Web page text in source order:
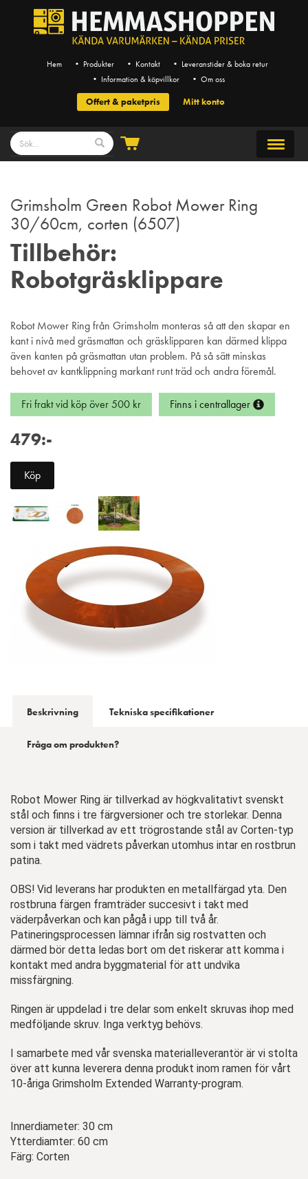
Hem • Produkter • Kontakt
• Leveranstider & boka retur
• Information & köpvillkor
• Om oss
Offert & paketpris Mitt konto
Grimsholm Green Robot Mower Ring
30/60cm, corten (6507)
Tillbehör:
Robotgräsklippare
Robot Mower Ring från Grimsholm monteras så att den skapar en
kant i nivå med gräsmattan och gräsklipparen kan därmed klippa
även kanten på gräsmattan utan problem. På så sätt minskas
behovet av kantklippning markant runt träd och andra föremål.
Fri frakt vid köp över 500 kr Finns i centrallager
479:-
Köp
Beskrivning Tekniska specifikationer
Fråga om produkten?
Robot Mower Ring är tillverkad av högkvalitativt svenskt
stål och finns i tre färgversioner och tre storlekar. Denna
version är tillverkad av ett trögrostande stål av Corten-typ
som i takt med vädrets påverkan utomhus intar en rostbrun
patina.
OBS! Vid leverans har produkten en metallfärgad yta. Den
rostbruna färgen framträder succesivt i takt med
väderpåverkan och kan pågå i upp till två år.
Patineringsprocessen lämnar ifrån sig rostvatten och
därmed bör detta ledas bort om det riskerar att komma i
kontakt med andra byggmaterial för att undvika
missfärgning.
Ringen är uppdelad i tre delar som enkelt skruvas ihop med
medföljande skruv. Inga verktyg behövs.
I samarbete med vår svenska materialleverantör är vi stolta
över att kunna leverera denna produkt inom ramen för vårt
10-åriga Grimsholm Extended Warranty-program.
Innerdiameter: 30 cm
Ytterdiamter: 60 cm
Färg: Corten